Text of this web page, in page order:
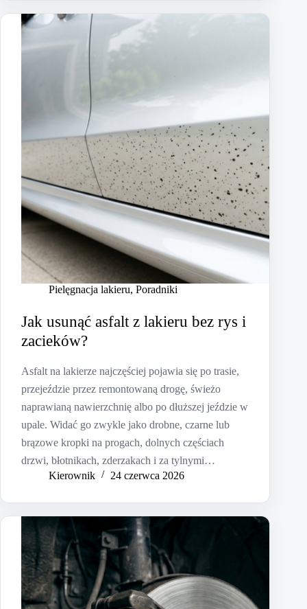
Pielęgnacja lakieru, Poradniki
Jak usunąć asfalt z lakieru bez rys i
zacieków?
Asfalt na lakierze najczęściej pojawia się po trasie,
przejeździe przez remontowaną drogę, świeżo
naprawianą nawierzchnię albo po dłuższej jeździe w
upale. Widać go zwykle jako drobne, czarne lub
brązowe kropki na progach, dolnych częściach
drzwi, błotnikach, zderzakach i za tylnymi…
Kierownik
24 czerwca 2026